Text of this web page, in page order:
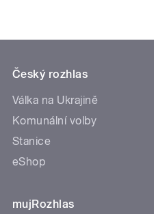
Český rozhlas
Válka na Ukrajině
Komunální volby
Stanice
eShop
mujRozhlas